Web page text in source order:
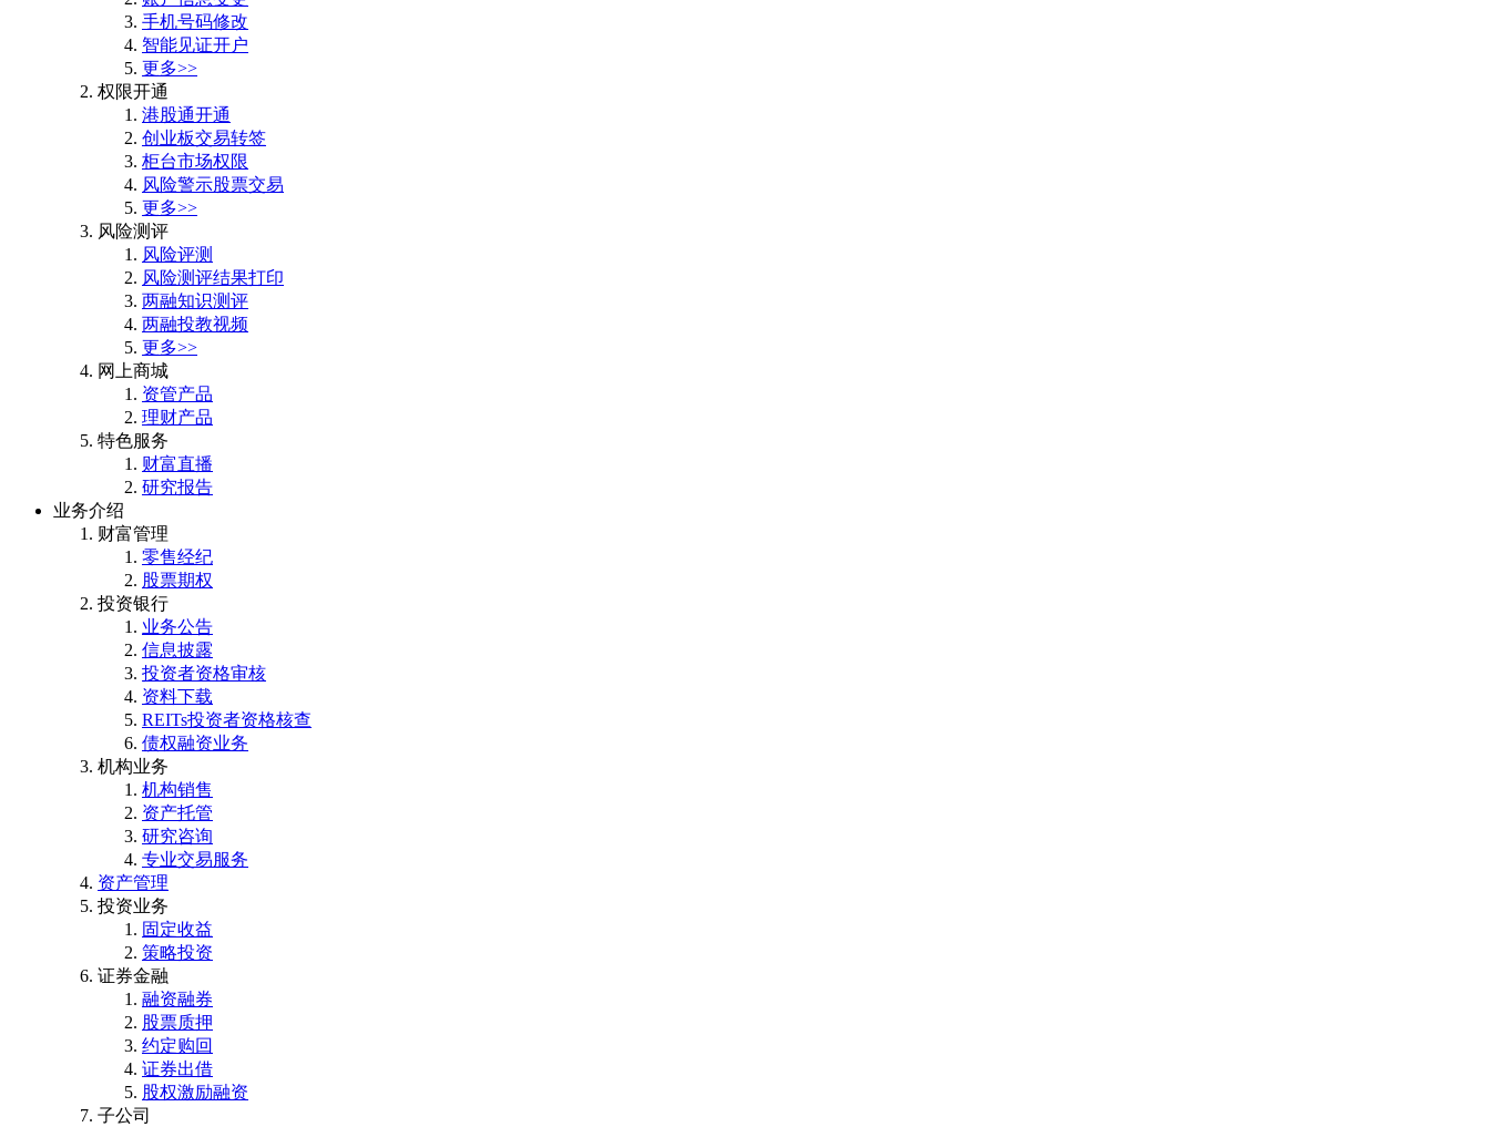
手机号码修改
智能见证开户
更多>>
权限开通
港股通开通
创业板交易转签
柜台市场权限
风险警示股票交易
更多>>
风险测评
风险评测
风险测评结果打印
两融知识测评
两融投教视频
更多>>
网上商城
资管产品
理财产品
特色服务
财富直播
研究报告
业务介绍
财富管理
零售经纪
股票期权
投资银行
业务公告
信息披露
投资者资格审核
资料下载
REITs投资者资格核查
债权融资业务
机构业务
机构销售
资产托管
研究咨询
专业交易服务
资产管理
投资业务
固定收益
策略投资
证券金融
融资融券
股票质押
约定购回
证券出借
股权激励融资
子公司